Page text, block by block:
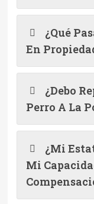
¿Qué
En
¿Debo
Perro A La
¿Mi
Mi